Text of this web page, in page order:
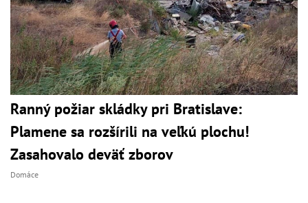
Ranný požiar skládky pri Bratislave:
Plamene sa rozšírili na veľkú plochu!
Zasahovalo deväť zborov
Domáce